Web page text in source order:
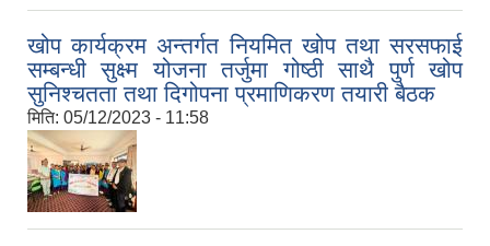
खोप कार्यक्रम अन्तर्गत नियमित खोप तथा सरसफाई
सम्बन्धी सुक्ष्म योजना तर्जुमा गोष्ठी साथै पुर्ण खोप
सुनिश्चतता तथा दिगोपना प्रमाणिकरण तयारी बैठक
मिति: 05/12/2023 - 11:58